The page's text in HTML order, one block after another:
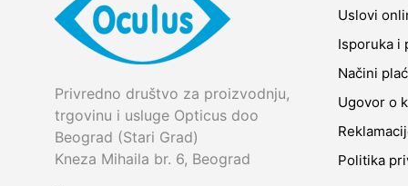
Privredno društvo za proizvodnju,
trgovinu i usluge Opticus doo
Beograd (Stari Grad)
Kneza Mihaila br. 6, Beograd
Uslovi
Isporuka i
Načini
Ugovor o
Politika